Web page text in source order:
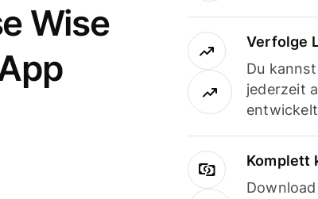
Wise
Verfolge
Du
jederzeit
Komplett